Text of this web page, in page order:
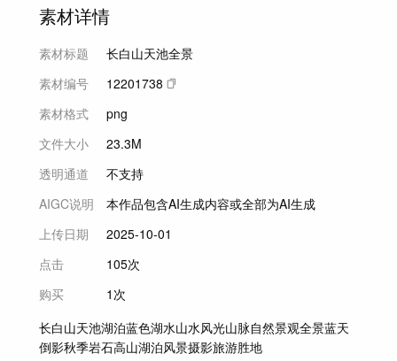
素材详情
素材标题
长白山天池全景
素材编号
12201738
素材格式
png
文件大小
23.3M
透明通道
不支持
AIGC说明
本作品包含AI生成内容或全部为AI生成
上传日期
2025-10-01
点击
105次
购买
1次
长白山天池湖泊蓝色湖水山水风光山脉自然景观全景蓝天
倒影秋季岩石高山湖泊风景摄影旅游胜地